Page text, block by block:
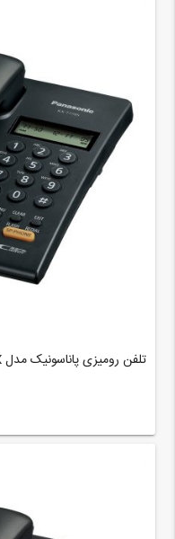
تلفن رومیزی پاناسونیک مدل KX-T7705X